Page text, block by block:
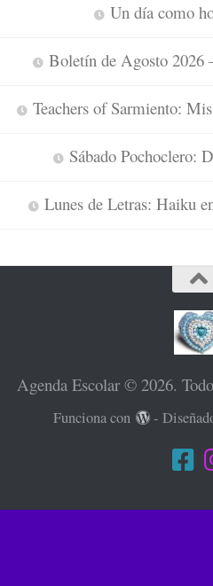
Un día como
Boletín de Agosto 2026
Teachers of Sarmiento:
Sábado Pochoclero:
Lunes de Letras: Haiku
Agenda Escolar © 2026.
Funciona con -